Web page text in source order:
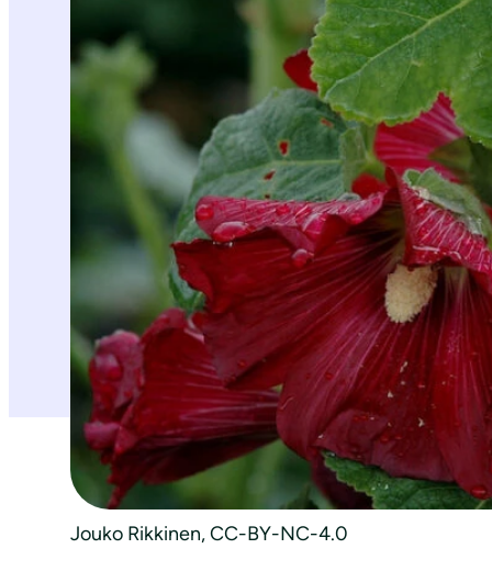
Jouko Rikkinen, CC-BY-NC-4.0